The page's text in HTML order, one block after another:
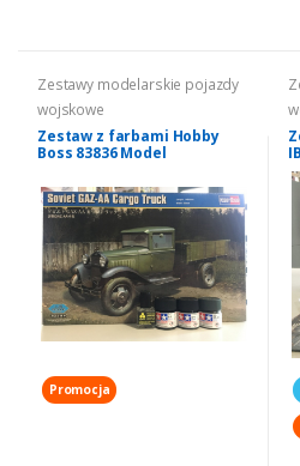
Zestawy modelarskie pojazdy
wojskowe
Zestaw z farbami Hobby
Boss 83836 Model
1:35
Promocja